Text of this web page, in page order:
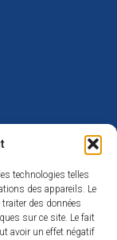
technologies telles
des appareils. Le
des données
sur ce site. Le fait
avoir un effet négatif
à 17h